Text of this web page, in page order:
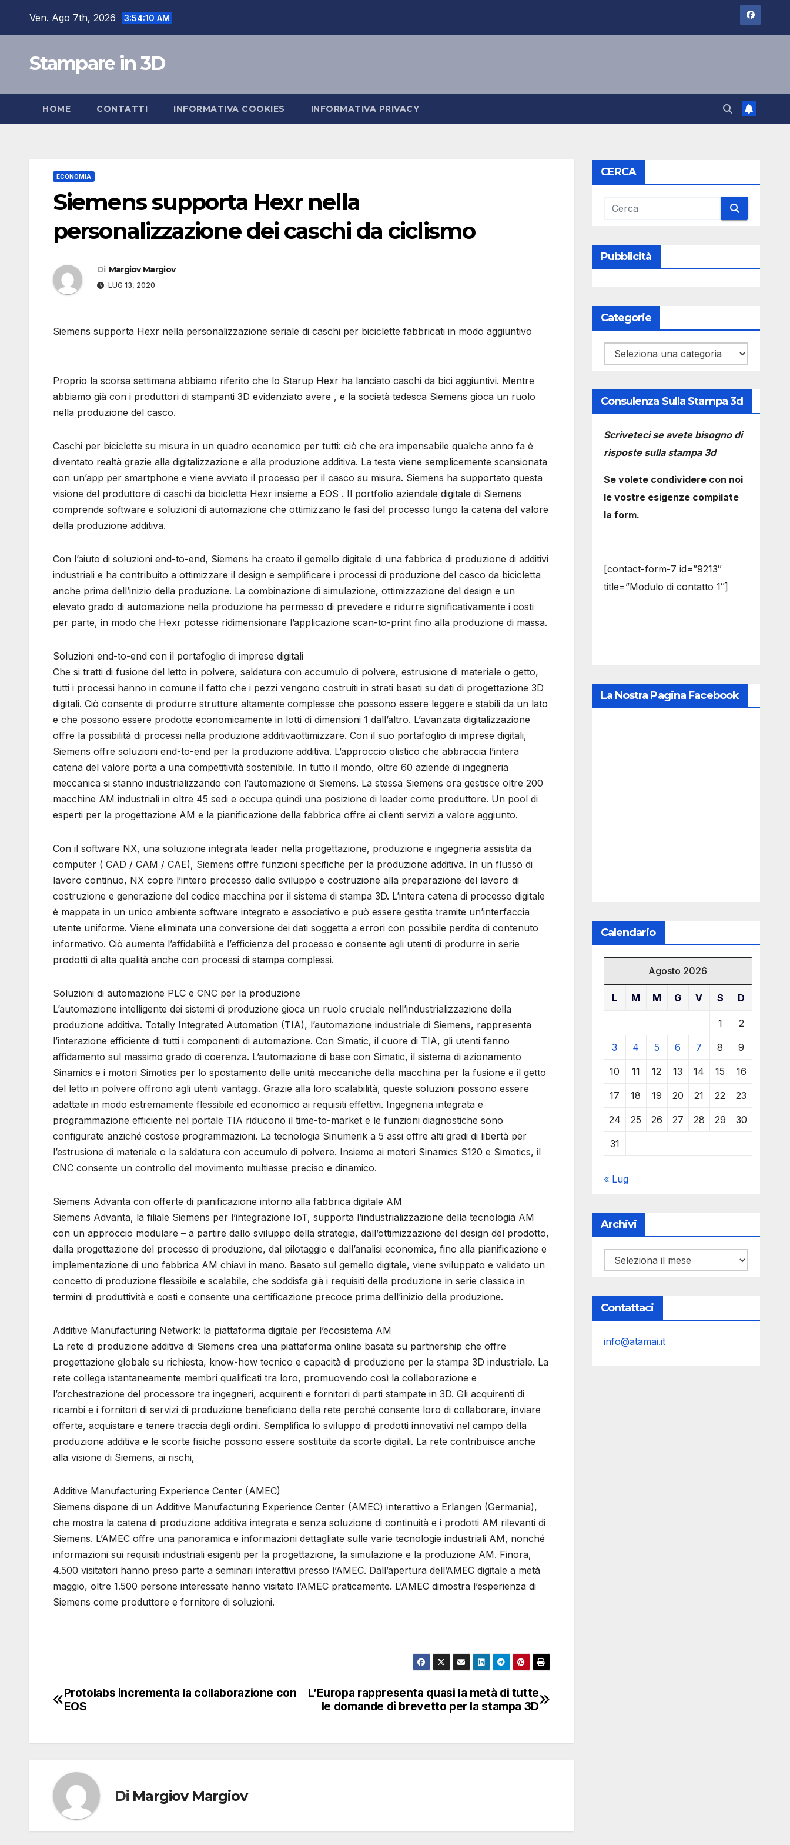
Ven. Ago 7th, 2026 3:54:11 AM
Stampare in 3D
HOME CONTATTI INFORMATIVA COOKIES INFORMATIVA PRIVACY
ECONOMIA
Siemens supporta Hexr nella
personalizzazione dei caschi da ciclismo
Di Margiov Margiov
LUG 13, 2020
Siemens supporta Hexr nella personalizzazione seriale di caschi per biciclette fabbricati in modo aggiuntivo
Proprio la scorsa settimana abbiamo riferito che lo Starup Hexr ha lanciato caschi da bici aggiuntivi. Mentre
abbiamo già con i produttori di stampanti 3D evidenziato avere , e la società tedesca Siemens gioca un ruolo
nella produzione del casco.
Caschi per biciclette su misura in un quadro economico per tutti: ciò che era impensabile qualche anno fa è
diventato realtà grazie alla digitalizzazione e alla produzione additiva. La testa viene semplicemente scansionata
con un’app per smartphone e viene avviato il processo per il casco su misura. Siemens ha supportato questa
visione del produttore di caschi da bicicletta Hexr insieme a EOS . Il portfolio aziendale digitale di Siemens
comprende software e soluzioni di automazione che ottimizzano le fasi del processo lungo la catena del valore
della produzione additiva.
Con l’aiuto di soluzioni end-to-end, Siemens ha creato il gemello digitale di una fabbrica di produzione di additivi
industriali e ha contribuito a ottimizzare il design e semplificare i processi di produzione del casco da bicicletta
anche prima dell’inizio della produzione. La combinazione di simulazione, ottimizzazione del design e un
elevato grado di automazione nella produzione ha permesso di prevedere e ridurre significativamente i costi
per parte, in modo che Hexr potesse ridimensionare l’applicazione scan-to-print fino alla produzione di massa.
Soluzioni end-to-end con il portafoglio di imprese digitali
Che si tratti di fusione del letto in polvere, saldatura con accumulo di polvere, estrusione di materiale o getto,
tutti i processi hanno in comune il fatto che i pezzi vengono costruiti in strati basati su dati di progettazione 3D
digitali. Ciò consente di produrre strutture altamente complesse che possono essere leggere e stabili da un lato
e che possono essere prodotte economicamente in lotti di dimensioni 1 dall’altro. L’avanzata digitalizzazione
offre la possibilità di processi nella produzione additivaottimizzare. Con il suo portafoglio di imprese digitali,
Siemens offre soluzioni end-to-end per la produzione additiva. L’approccio olistico che abbraccia l’intera
catena del valore porta a una competitività sostenibile. In tutto il mondo, oltre 60 aziende di ingegneria
meccanica si stanno industrializzando con l’automazione di Siemens. La stessa Siemens ora gestisce oltre 200
macchine AM industriali in oltre 45 sedi e occupa quindi una posizione di leader come produttore. Un pool di
esperti per la progettazione AM e la pianificazione della fabbrica offre ai clienti servizi a valore aggiunto.
Con il software NX, una soluzione integrata leader nella progettazione, produzione e ingegneria assistita da
computer ( CAD / CAM / CAE), Siemens offre funzioni specifiche per la produzione additiva. In un flusso di
lavoro continuo, NX copre l’intero processo dallo sviluppo e costruzione alla preparazione del lavoro di
costruzione e generazione del codice macchina per il sistema di stampa 3D. L’intera catena di processo digitale
è mappata in un unico ambiente software integrato e associativo e può essere gestita tramite un’interfaccia
utente uniforme. Viene eliminata una conversione dei dati soggetta a errori con possibile perdita di contenuto
informativo. Ciò aumenta l’affidabilità e l’efficienza del processo e consente agli utenti di produrre in serie
prodotti di alta qualità anche con processi di stampa complessi.
Soluzioni di automazione PLC e CNC per la produzione
L’automazione intelligente dei sistemi di produzione gioca un ruolo cruciale nell’industrializzazione della
produzione additiva. Totally Integrated Automation (TIA), l’automazione industriale di Siemens, rappresenta
l’interazione efficiente di tutti i componenti di automazione. Con Simatic, il cuore di TIA, gli utenti fanno
affidamento sul massimo grado di coerenza. L’automazione di base con Simatic, il sistema di azionamento
Sinamics e i motori Simotics per lo spostamento delle unità meccaniche della macchina per la fusione e il getto
del letto in polvere offrono agli utenti vantaggi. Grazie alla loro scalabilità, queste soluzioni possono essere
adattate in modo estremamente flessibile ed economico ai requisiti effettivi. Ingegneria integrata e
programmazione efficiente nel portale TIA riducono il time-to-market e le funzioni diagnostiche sono
configurate anziché costose programmazioni. La tecnologia Sinumerik a 5 assi offre alti gradi di libertà per
l’estrusione di materiale o la saldatura con accumulo di polvere. Insieme ai motori Sinamics S120 e Simotics, il
CNC consente un controllo del movimento multiasse preciso e dinamico.
Siemens Advanta con offerte di pianificazione intorno alla fabbrica digitale AM
Siemens Advanta, la filiale Siemens per l’integrazione IoT, supporta l’industrializzazione della tecnologia AM
con un approccio modulare – a partire dallo sviluppo della strategia, dall’ottimizzazione del design del prodotto,
dalla progettazione del processo di produzione, dal pilotaggio e dall’analisi economica, fino alla pianificazione e
implementazione di uno fabbrica AM chiavi in ​​mano. Basato sul gemello digitale, viene sviluppato e validato un
concetto di produzione flessibile e scalabile, che soddisfa già i requisiti della produzione in serie classica in
termini di produttività e costi e consente una certificazione precoce prima dell’inizio della produzione.
Additive Manufacturing Network: la piattaforma digitale per l’ecosistema AM
La rete di produzione additiva di Siemens crea una piattaforma online basata su partnership che offre
progettazione globale su richiesta, know-how tecnico e capacità di produzione per la stampa 3D industriale. La
rete collega istantaneamente membri qualificati tra loro, promuovendo così la collaborazione e
l’orchestrazione del processore tra ingegneri, acquirenti e fornitori di parti stampate in 3D. Gli acquirenti di
ricambi e i fornitori di servizi di produzione beneficiano della rete perché consente loro di collaborare, inviare
offerte, acquistare e tenere traccia degli ordini. Semplifica lo sviluppo di prodotti innovativi nel campo della
produzione additiva e le scorte fisiche possono essere sostituite da scorte digitali. La rete contribuisce anche
alla visione di Siemens, ai rischi,
Additive Manufacturing Experience Center (AMEC)
Siemens dispone di un Additive Manufacturing Experience Center (AMEC) interattivo a Erlangen (Germania),
che mostra la catena di produzione additiva integrata e senza soluzione di continuità e i prodotti AM rilevanti di
Siemens. L’AMEC offre una panoramica e informazioni dettagliate sulle varie tecnologie industriali AM, nonché
informazioni sui requisiti industriali esigenti per la progettazione, la simulazione e la produzione AM. Finora,
4.500 visitatori hanno preso parte a seminari interattivi presso l’AMEC. Dall’apertura dell’AMEC digitale a metà
maggio, oltre 1.500 persone interessate hanno visitato l’AMEC praticamente. L’AMEC dimostra l’esperienza di
Siemens come produttore e fornitore di soluzioni.
Navigazione
L’Europa rappresenta quasi la metà di tutte
le domande di brevetto per la stampa 3D
Protolabs incrementa la collaborazione con
EOS
Di Margiov Margiov
CERCA
Pubblicità
Categorie
Categorie
Consulenza Sulla Stampa 3d
Scriveteci se avete bisogno di
risposte sulla stampa 3d
Se volete condividere con noi
le vostre esigenze compilate
la form.
[contact-form-7 id=”9213″
title=”Modulo di contatto 1″]
La Nostra Pagina Facebook
Calendario
Agosto 2026
L M M G V S D
1 2
3 4 5 6 7 8 9
10 11 12 13 14 15 16
17 18 19 20 21 22 23
24 25 26 27 28 29 30
31
« Lug
Archivi
Archivi
Contattaci
info@atamai.it